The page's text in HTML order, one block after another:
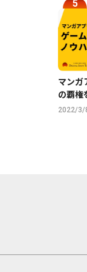
マンガ
の覇権
2022/3/